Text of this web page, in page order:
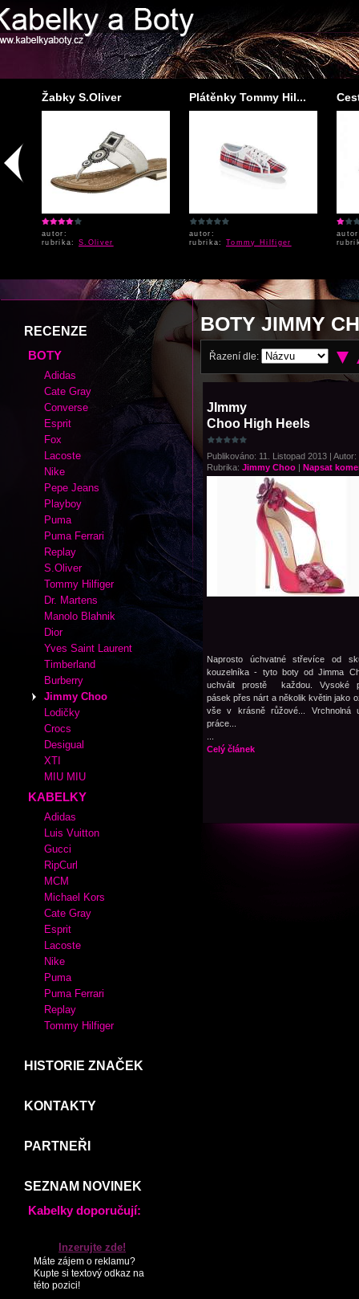
Žabky S.Oliver
autor:
rubrika: S.Oliver
Plátěnky Tommy Hil...
autor:
rubrika: Tommy Hilfiger
BOTY JIMMY
Řazení dle:
JImmy
Choo High Heels
Publikováno: 11. Listopad 2013 | Autor:
Rubrika: Jimmy Choo | Napsat
Naprosto úchvatné střevíce od
kouzelníka - tyto boty od Jimma
uchváit prostě každou. Vysoké
pásek přes nárt a několik květin jako
vše v krásně růžové... Vrchnolná
práce...
Celý článek
RECENZE
BOTY
Adidas
Cate Gray
Converse
Esprit
Fox
Lacoste
Nike
Pepe Jeans
Playboy
Puma
Puma Ferrari
Replay
S.Oliver
Tommy Hilfiger
Dr. Martens
Manolo Blahnik
Dior
Yves Saint Laurent
Timberland
Burberry
Jimmy Choo
Lodičky
Crocs
Desigual
XTI
MIU MIU
KABELKY
Adidas
Luis Vuitton
Gucci
RipCurl
MCM
Michael Kors
Cate Gray
Esprit
Lacoste
Nike
Puma
Puma Ferrari
Replay
Tommy Hilfiger
HISTORIE ZNAČEK
KONTAKTY
PARTNEŘI
SEZNAM NOVINEK
Kabelky doporučují:
Inzerujte zde!
Máte zájem o reklamu?
Kupte si textový odkaz na
této pozici!